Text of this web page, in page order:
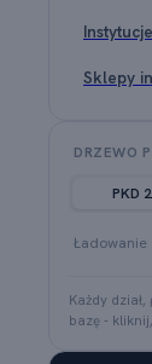
Sklepy
DRZEWO
PKD
Ładowanie
Każdy
bazę -